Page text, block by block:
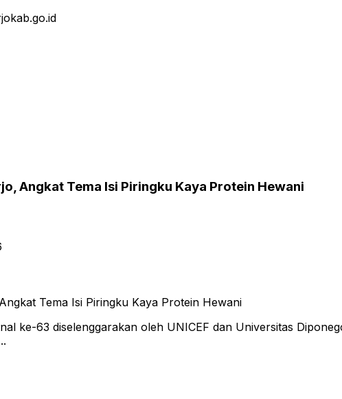
Angkat Tema Isi Piringku Kaya Protein Hewani
ke-63 diselenggarakan oleh UNICEF dan Universitas